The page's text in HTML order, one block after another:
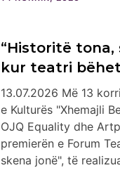
“Historitë tona,
kur teatri
13.07.2026 Më 13
e Kulturës "Xhemajli
OJQ Equality dhe
premierën e Forum
skena jonë", të